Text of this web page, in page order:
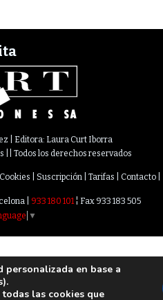
| Editora: Laura Curt Iborra
|| Todos los derechos reservados
Suscripción Tarifas Contacto
| 933 180 101¦ Fax 933 183 505
▼
en base a
todas las cookies que